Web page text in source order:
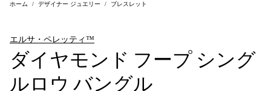
ホーム デザイナー ジュエリー ブレスレット
エルサ・ペレッティ™
ダイヤモンド フープ シング
ルロウ バングル